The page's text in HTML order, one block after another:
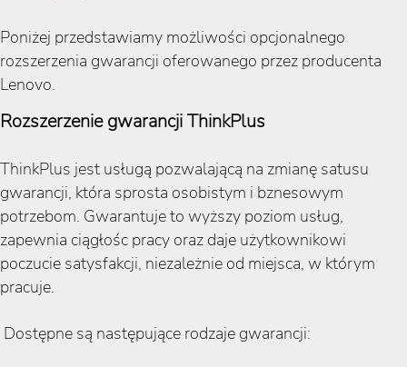
Poniżej przedstawiamy możliwości opcjonalnego
rozszerzenia gwarancji oferowanego przez producenta
Lenovo.
Rozszerzenie gwarancji ThinkPlus
ThinkPlus jest usługą pozwalającą na zmianę satusu
gwarancji, która sprosta osobistym i bznesowym
potrzebom. Gwarantuje to wyższy poziom usług,
zapewnia ciągłośc pracy oraz daje użytkownikowi
poczucie satysfakcji, niezależnie od miejsca, w którym
pracuje.
Dostępne są następujące rodzaje gwarancji: